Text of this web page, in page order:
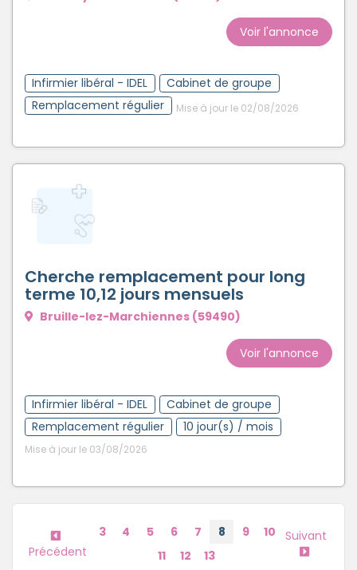
Voir l'annonce
Infirmier libéral - IDEL
Cabinet de groupe
Remplacement régulier
Mise à jour le 02/08/2026
Cherche remplacement pour long
terme 10,12 jours mensuels
Bruille-lez-Marchiennes (59490)
Voir l'annonce
Infirmier libéral - IDEL
Cabinet de groupe
Remplacement régulier
10 jour(s) / mois
Mise à jour le 03/08/2026
Précédent
3 4 5 6 7 8 9
10
11
12 13
Suivant